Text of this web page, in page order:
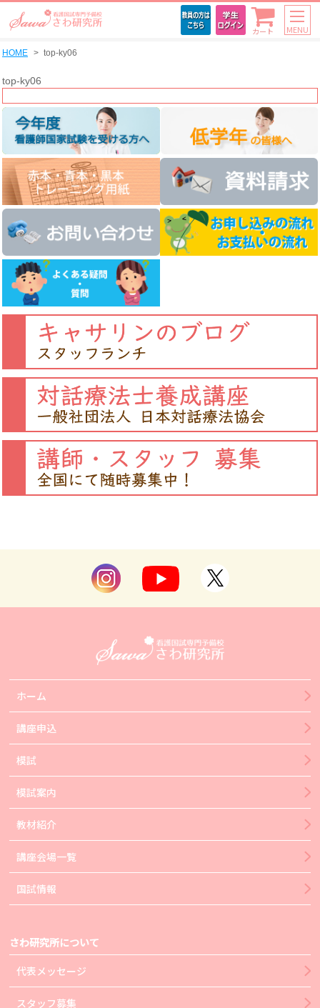
カート MENU
HOME top-ky06
top-ky06
ホーム
講座申込
模試
模試案内
教材紹介
講座会場一覧
国試情報
さわ研究所について
代表メッセージ
スタッフ募集